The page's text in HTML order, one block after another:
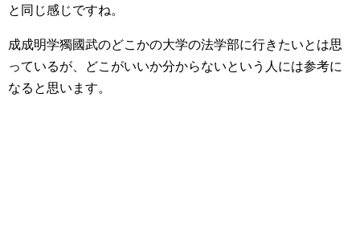
と同じ感じですね。
成成明学獨國武のどこかの大学の法学部に行きたいとは思
っているが、どこがいいか分からないという人には参考に
なると思います。